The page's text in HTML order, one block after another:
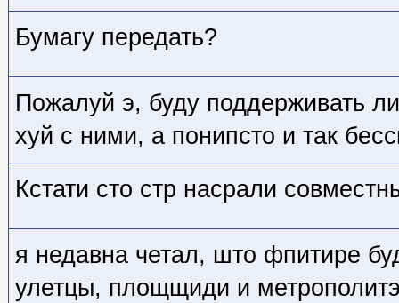
Бумагу передать?
Пожалуй э, буду поддерживать
хуй с ними, а понипсто и так
Кстати сто стр насрали
я недавна четал, што фпитире
улетцы, площщиди и